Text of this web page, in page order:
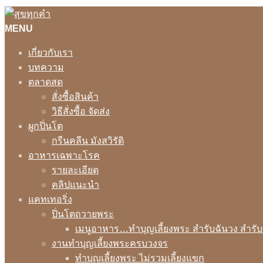
MENU
เกี่ยวกับเรา
บทความ
ตลาดสด
สั่งซื้อสินค้า
วิธีสั่งซื้อ จัดส่ง
ผูกปิ่นโต
กรีนคลีน มังสวิรัติ
อาหารเฉพาะโรค
รายละเอียด
คลิปแนะนำ
แคทเทอริ่ง
ปิ่นโตถวายพระ
เมนูอาหาร…ทำบุญเลี้ยงพระ สำรับฉันวง สำรั
งานทำบุญเลี้ยงพระครบวงจร
ทำบุญเลี้ยงพระ ไม่รวมเลี้ยงแขก